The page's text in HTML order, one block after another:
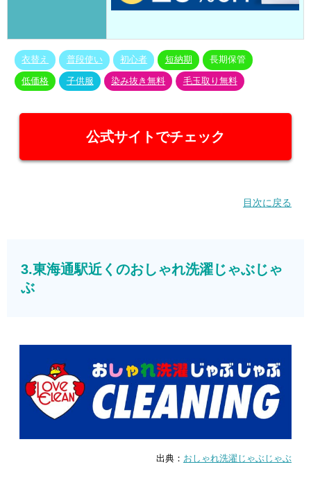
衣替え 普段使い 初心者 短納期 長期保管
低価格 子供服 染み抜き無料 毛玉取り無料
公式サイトでチェック
目次に戻る
3.東海通駅近くのおしゃれ洗濯じゃぶじゃ
ぶ
出典： おしゃれ洗濯じゃぶじゃぶ